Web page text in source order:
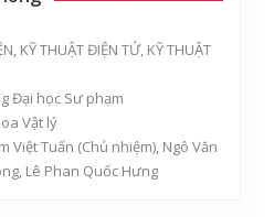
KỸ THUẬT ĐIỆN TỬ, KỸ THUẬT
Đại học Sư phạm
Vật lý
Việt Tuấn (Chủ nhiệm), Ngô Văn
, Lê Phan Quốc Hưng